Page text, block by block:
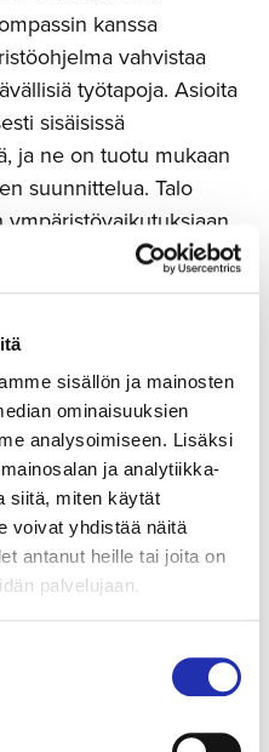
sisällön ja mainosten
ominaisuuksien
analysoimiseen. Lisäksi
ja analytiikka-
siitä, miten käytät
voivat yhdistää näitä
antanut heille tai joita on
palvelujaan.
kanssa
vahvistaa
työtapoja. Asioita
sisäisissä
ja ne on tuotu mukaan
suunnittelua. Talo
Talo Events haluaa
Talo Eventsin
on upeaa jatkumoa
näkökulmasta.
auttaa
ja
Tämä on
sekä
, turvallisuus- ja